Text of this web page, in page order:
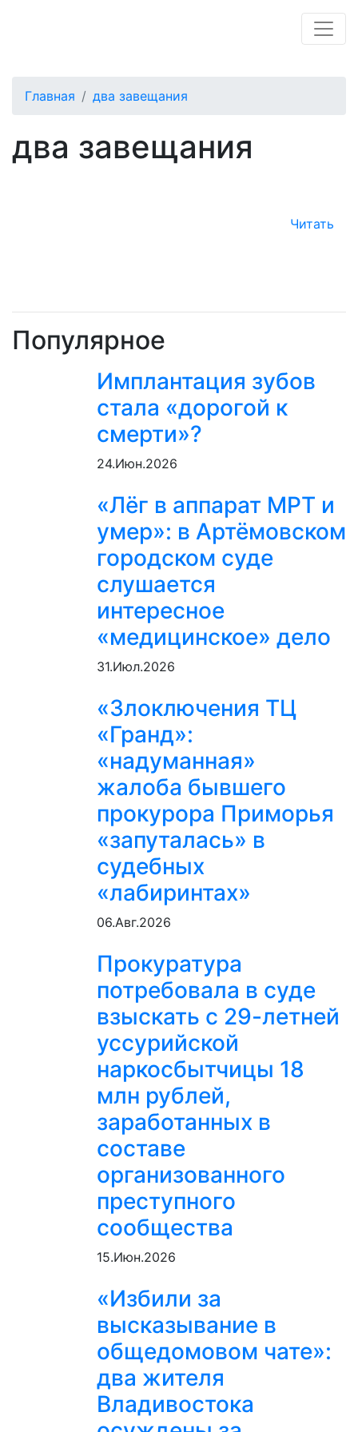
Главная два завещания
два завещания
Читать
Популярное
Имплантация зубов
стала «дорогой к
смерти»?
24.Июн.2026
«Лёг в аппарат МРТ и
умер»: в Артёмовском
городском суде
слушается
интересное
«медицинское» дело
31.Июл.2026
«Злоключения ТЦ
«Гранд»:
«надуманная»
жалоба бывшего
прокурора Приморья
«запуталась» в
судебных
«лабиринтах»
06.Авг.2026
Прокуратура
потребовала в суде
взыскать с 29-летней
уссурийской
наркосбытчицы 18
млн рублей,
заработанных в
составе
организованного
преступного
сообщества
15.Июн.2026
«Избили за
высказывание в
общедомовом чате»:
два жителя
Владивостока